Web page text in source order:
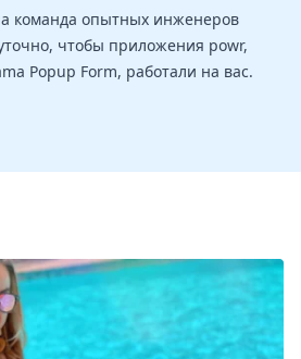
команда опытных инженеров
чтобы приложения powr,
Popup Form, работали на вас.